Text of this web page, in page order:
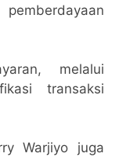
melalui
transaksi
Warjiyo juga